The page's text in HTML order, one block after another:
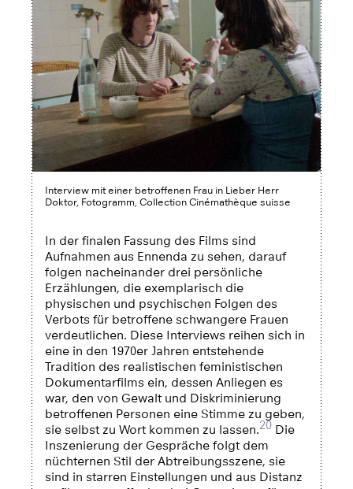
Interview mit einer betroffenen Frau in Lieber Herr
Doktor, Fotogramm, Collection Cinémathèque suisse
In der finalen Fassung des Films sind
Aufnahmen aus Ennenda zu sehen, darauf
folgen nacheinander drei persönliche
Erzählungen, die exemplarisch die
physischen und psychischen Folgen des
Verbots für betroffene schwangere Frauen
verdeutlichen. Diese Interviews reihen sich in
eine in den 1970er Jahren entstehende
Tradition des realistischen feministischen
Dokumentarfilms ein, dessen Anliegen es
war, den von Gewalt und Diskriminierung
betroffenen Personen eine Stimme zu geben,
sie selbst zu Wort kommen zu lassen.20Die
Inszenierung der Gespräche folgt dem
nüchternen Stil der Abtreibungsszene, sie
sind in starren Einstellungen und aus Distanz